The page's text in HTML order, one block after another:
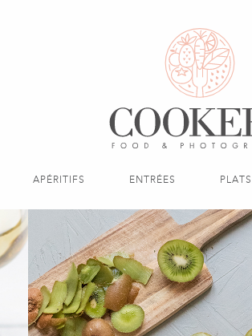
APÉRITIFS ENTRÉES PLATS